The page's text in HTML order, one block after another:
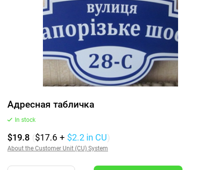
Адресная табличка
In stock
$19.8 ($17.6 + $2.2 in CU)
About the Customer Unit (CU) System